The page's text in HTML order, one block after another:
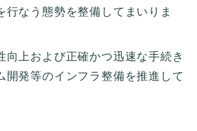
行なう態勢を整備してまいりま
向上および正確かつ迅速な手続き
開発等のインフラ整備を推進して